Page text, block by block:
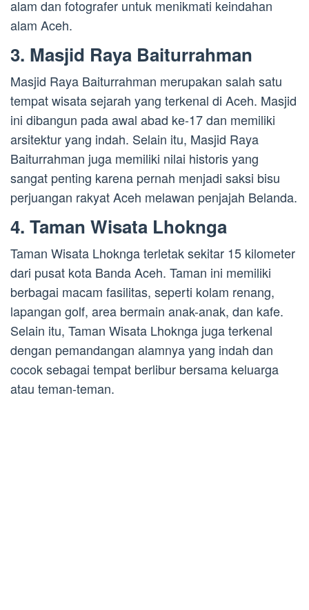
alam dan fotografer untuk menikmati keindahan
alam Aceh.
3. Masjid Raya Baiturrahman
Masjid Raya Baiturrahman merupakan salah satu
tempat wisata sejarah yang terkenal di Aceh. Masjid
ini dibangun pada awal abad ke-17 dan memiliki
arsitektur yang indah. Selain itu, Masjid Raya
Baiturrahman juga memiliki nilai historis yang
sangat penting karena pernah menjadi saksi bisu
perjuangan rakyat Aceh melawan penjajah Belanda.
4. Taman Wisata Lhoknga
Taman Wisata Lhoknga terletak sekitar 15 kilometer
dari pusat kota Banda Aceh. Taman ini memiliki
berbagai macam fasilitas, seperti kolam renang,
lapangan golf, area bermain anak-anak, dan kafe.
Selain itu, Taman Wisata Lhoknga juga terkenal
dengan pemandangan alamnya yang indah dan
cocok sebagai tempat berlibur bersama keluarga
atau teman-teman.